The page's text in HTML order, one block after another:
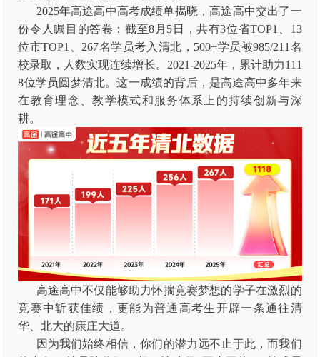
2025年高途高中高考成绩单揭晓，高途高中交出了一
份令人瞩目的答卷：截至8月5日，共有3位省TOP1、13
位市TOP1、267名学员考入清北，500+学员被985/211名
校录取，人数实现连续增长。2021-2025年，累计助力111
8位学员圆梦清北。这一成绩的背后，是高途高中多年来
在教育理念、教学模式和服务体系上的持续创新与深
耕。
高途高中不仅能够助力怀揣竞赛梦想的学子在激烈的
竞赛中斩获佳绩，更能为普通高考生开辟一条通往清
华、北大的康庄大道。
因为我们始终相信，你们的潜力远不止于此，而我们